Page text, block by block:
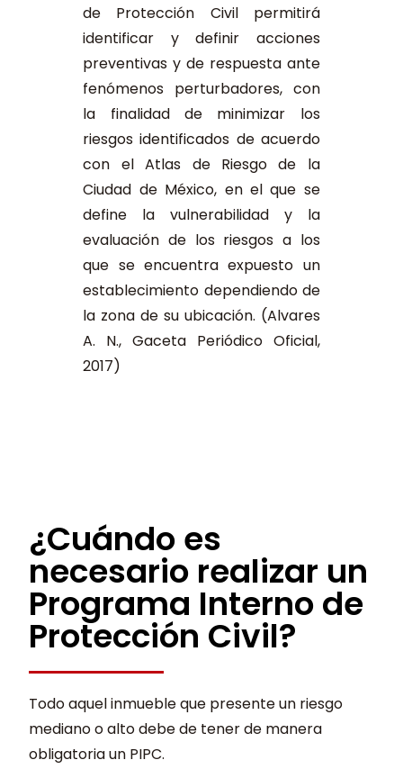
de Protección Civil permitirá
identificar y definir acciones
preventivas y de respuesta ante
fenómenos perturbadores, con
la finalidad de minimizar los
riesgos identificados de acuerdo
con el Atlas de Riesgo de la
Ciudad de México, en el que se
define la vulnerabilidad y la
evaluación de los riesgos a los
que se encuentra expuesto un
establecimiento dependiendo de
la zona de su ubicación. (Alvares
A. N., Gaceta Periódico Oficial,
2017)
¿Cuándo es
necesario realizar un
Programa Interno de
Protección Civil?
Todo aquel inmueble que presente un riesgo
mediano o alto debe de tener de manera
obligatoria un PIPC.